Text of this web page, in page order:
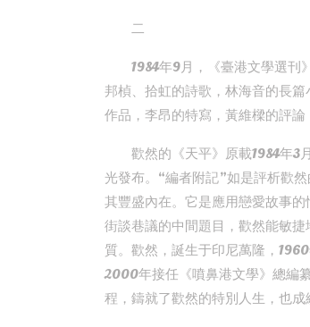
二
1984年9月，《臺港文學選刊
邦楨、拾虹的詩歌，林海音的長
作品，李昂的特寫，黃維樑的評論
歡然的《天平》原載1984年3
光發布。“編者附記”如是評析歡
其豐盛內在。它是應用戀愛故事
街談巷議的中間題目，歡然能敏
質。歡然，誕生于印尼萬隆，
2000年接任《噴鼻港文學》總編
程，鑄就了歡然的特別人生，也成